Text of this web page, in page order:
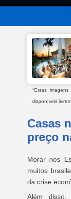
*Estas
disponíveis
Casas
preço
Morar nos
muitos
da crise
Além